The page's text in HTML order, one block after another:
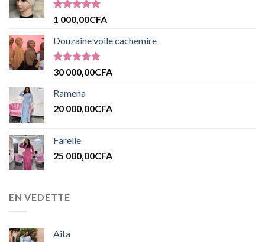
Note 5.00
1 000,00CFA
Douzaine voile cachemire
Note5.00
30 000,00CFA
Ramena
20 000,00CFA
Farelle
25 000,00CFA
EN VEDETTE
Aita